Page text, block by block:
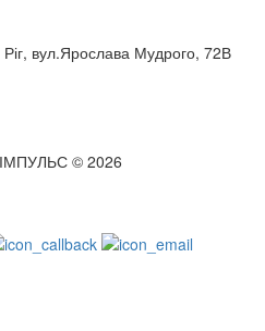
вул.Ярослава Мудрого, 72В
© 2026